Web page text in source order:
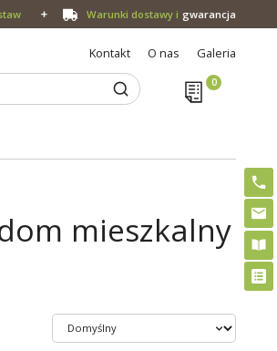
Warunki dostawy i gwarancja
Kontakt O nas Galeria
mieszkalny